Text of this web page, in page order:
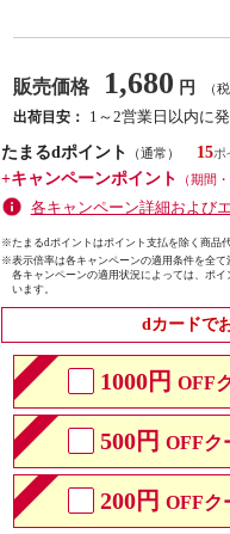
販売価格 1,680 円 （
出荷目安：
1～2営業日以内に
たまるdポイント
（通常）
15
+キャンペーンポイント
（期間
各キャンペーン詳細および
※たまるdポイントはポイント支払を除く商品
※表示倍率は各キャンペーンの適用条件を全て
各キャンペーンの適用状況によっては、ポ
います。
dカードで
1000円 OFF
500円 OFFク
200円 OFFク